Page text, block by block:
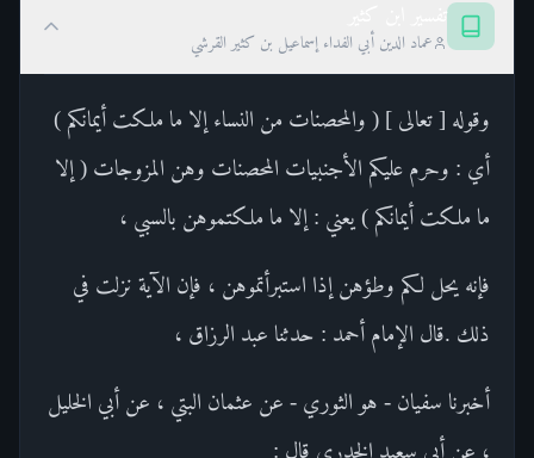
عماد الدين أبي الفداء إسماعيل بن كثير القرشي
وقوله [ تعالى ] ( والمحصنات من النساء إلا ما ملكت أيمانكم )
أي : وحرم عليكم الأجنبيات المحصنات وهن المزوجات ( إلا
ما ملكت أيمانكم ) يعني : إلا ما ملكتموهن بالسبي ،
فإنه يحل لكم وطؤهن إذا استبرأتموهن ، فإن الآية نزلت في
ذلك .قال الإمام أحمد : حدثنا عبد الرزاق ،
أخبرنا سفيان - هو الثوري - عن عثمان البتي ، عن أبي الخليل
، عن أبي سعيد الخدري قال :